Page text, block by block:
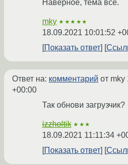
Наверное, тема всё.
mky ★★★★★
18.09.2021 10:01:52
Показать ответ
Ответ на: комментарий от mky
+00:00
Так обнови загрузчик?
izzholtik ★★★
18.09.2021 11:11:34
Показать ответ